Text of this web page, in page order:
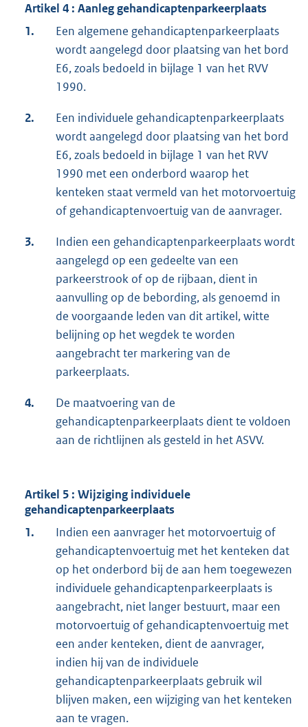
Artikel 4 : Aanleg gehandicaptenparkeerplaats
1.
Een algemene gehandicaptenparkeerplaats
wordt aangelegd door plaatsing van het bord
E6, zoals bedoeld in bijlage 1 van het RVV
1990.
2.
Een individuele gehandicaptenparkeerplaats
wordt aangelegd door plaatsing van het bord
E6, zoals bedoeld in bijlage 1 van het RVV
1990 met een onderbord waarop het
kenteken staat vermeld van het motorvoertuig
of gehandicaptenvoertuig van de aanvrager.
3.
Indien een gehandicaptenparkeerplaats wordt
aangelegd op een gedeelte van een
parkeerstrook of op de rijbaan, dient in
aanvulling op de bebording, als genoemd in
de voorgaande leden van dit artikel, witte
belijning op het wegdek te worden
aangebracht ter markering van de
parkeerplaats.
4.
De maatvoering van de
gehandicaptenparkeerplaats dient te voldoen
aan de richtlijnen als gesteld in het ASVV.
Artikel 5 : Wijziging individuele
gehandicaptenparkeerplaats
1.
Indien een aanvrager het motorvoertuig of
gehandicaptenvoertuig met het kenteken dat
op het onderbord bij de aan hem toegewezen
individuele gehandicaptenparkeerplaats is
aangebracht, niet langer bestuurt, maar een
motorvoertuig of gehandicaptenvoertuig met
een ander kenteken, dient de aanvrager,
indien hij van de individuele
gehandicaptenparkeerplaats gebruik wil
blijven maken, een wijziging van het kenteken
aan te vragen.